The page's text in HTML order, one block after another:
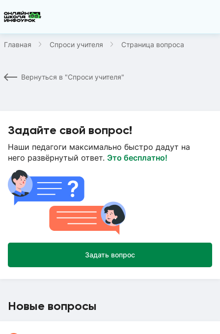
Главная Спроси учителя Страница вопроса
Вернуться в "Спроси учителя"
Задайте свой вопрос!
Наши педагоги максимально быстро дадут на
него развёрнутый ответ. Это бесплатно!
Задать вопрос
Новые вопросы